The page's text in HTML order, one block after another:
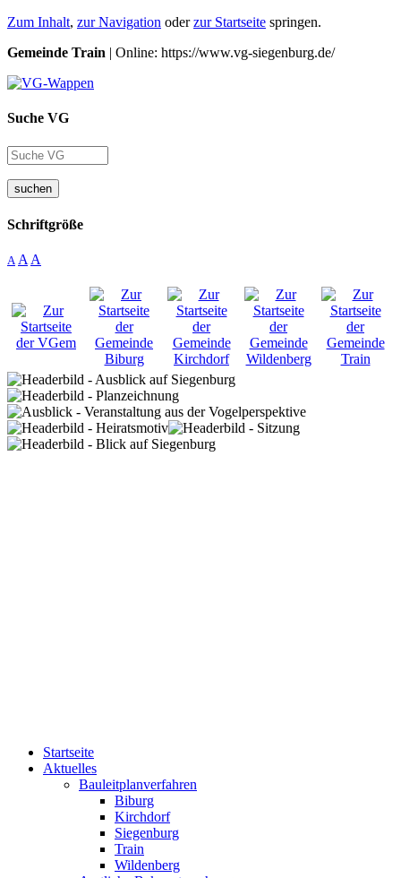
Zum Inhalt, zur Navigation oderzur Startseite springen.
Gemeinde Train | Online: https://www.vg-siegenburg.de/
Suche VG
suchen
Schriftgröße
A A A
Startseite
Aktuelles
Bauleitplanverfahren
Biburg
Kirchdorf
Siegenburg
Train
Wildenberg